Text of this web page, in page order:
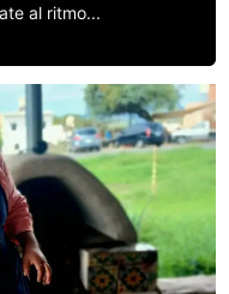
al ritmo...